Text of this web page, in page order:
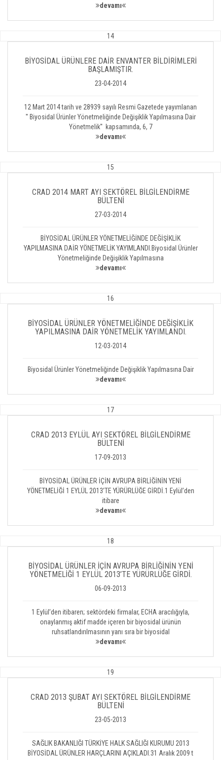
devamı
14
BİYOSİDAL ÜRÜNLERE DAİR ENVANTER BİLDİRİMLERİ
BAŞLAMIŞTIR.
23-04-2014
12 Mart 2014 tarih ve 28939 sayılı Resmi Gazetede yayımlanan
'' Biyosidal Ürünler Yönetmeliğinde Değişiklik Yapılmasına Dair
Yönetmelik'' kapsamında, 6, 7
devamı
15
CRAD 2014 MART AYI SEKTÖREL BİLGİLENDİRME
BÜLTENİ
27-03-2014
BİYOSİDAL ÜRÜNLER YÖNETMELİĞİNDE DEĞİŞİKLİK
YAPILMASINA DAİR YÖNETMELİK YAYIMLANDI.Biyosidal Ürünler
Yönetmeliğinde Değişiklik Yapılmasına
devamı
16
BİYOSİDAL ÜRÜNLER YÖNETMELİĞİNDE DEĞİŞİKLİK
YAPILMASINA DAİR YÖNETMELİK YAYIMLANDI.
12-03-2014
Biyosidal Ürünler Yönetmeliğinde Değişiklik Yapılmasına Dair
devamı
17
CRAD 2013 EYLÜL AYI SEKTÖREL BİLGİLENDİRME
BÜLTENİ
17-09-2013
BİYOSİDAL ÜRÜNLER İÇİN AVRUPA BİRLİĞİNİN YENİ
YÖNETMELİĞİ 1 EYLÜL 2013’TE YÜRÜRLÜĞE GİRDİ.1 Eylül’den
itibare
devamı
18
BİYOSİDAL ÜRÜNLER İÇİN AVRUPA BİRLİĞİNİN YENİ
YÖNETMELİĞİ 1 EYLÜL 2013’TE YÜRÜRLÜĞE GİRDİ.
06-09-2013
1 Eylül’den itibaren; sektördeki firmalar, ECHA aracılığıyla,
onaylanmış aktif madde içeren bir biyosidal ürünün
ruhsatlandırılmasının yanı sıra bir biyosidal
devamı
19
CRAD 2013 ŞUBAT AYI SEKTÖREL BİLGİLENDİRME
BÜLTENİ
23-05-2013
SAĞLIK BAKANLIĞI TÜRKİYE HALK SAĞLIĞI KURUMU 2013
BİYOSİDAL ÜRÜNLER HARÇLARINI AÇIKLADI.31 Aralık 2009 t